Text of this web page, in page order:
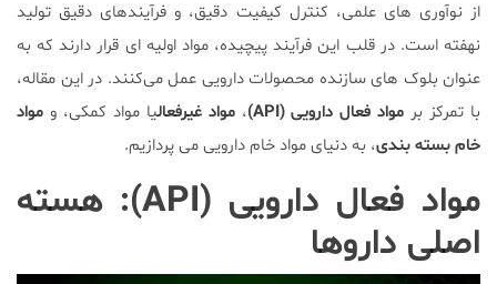
از نوآوری های علمی، کنترل کیفیت دقیق، و فرآیندهای دقیق تولید
نهفته است. در قلب این فرآیند پیچیده، مواد اولیه ای قرار دارند که به
عنوان بلوک های سازنده محصولات دارویی عمل می‌کنند. در این مقاله،
با تمرکز بر مواد فعال دارویی(API) ،مواد غیرفعالیا مواد کمکی، و مواد
خام بسته بندی، به دنیای مواد خام دارویی می پردازیم.
مواد فعال دارویی (API): هسته
اصلی داروها